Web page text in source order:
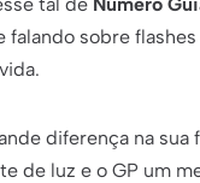
falando sobre
diferença na sua
de luz e o GP um